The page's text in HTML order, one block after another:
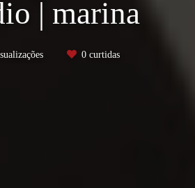
| marina
0curtidas